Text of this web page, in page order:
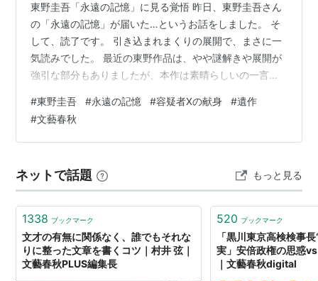
東野圭吾「永遠の記憶」に見る覚悟 昨日、東野圭吾さん
の「永遠の記憶」が届いた…というお話をしました。 そ
して、読了です。 引き込まれまくりの展開で、まさに一
気読みでした。 最近の東野作品は、やや謎解きや展開が
強引な部分もありましたが、本作は素晴らしいの一言。
前知識が必要です。できればすべて読んでから本作に突
入してほしいですが、少なくとも、あの名作「容疑者Xの
献身」だけは読んでおかなくてはいけません。 それ
して書かれている…と感じさせられる展開になっている
から。 おそらくは、少なくともガリレオ…
#東野圭吾 #永遠の記憶 #容疑者Xの献身 #遺作
#文藝春秋
ネットで話題 もっと見る
1338 ブックマーク
文才の有無に関係なく、誰でもそれな
りに整った文章を書くコツ｜村井 弦｜
文藝春秋PLUS編集長
520 ブックマーク
「黒川東京高検検事
実」安倍政権の思惑
｜文藝春秋digital